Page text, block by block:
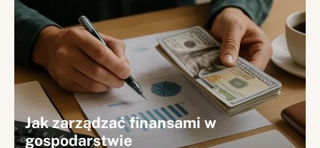
Jak zarządzać finansami w
gospodarstwie